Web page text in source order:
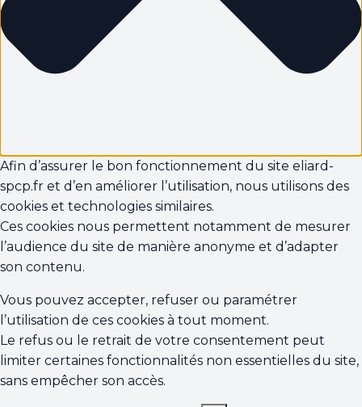
Afin d’assurer le bon fonctionnement du site eliard-
spcp.fr et d’en améliorer l’utilisation, nous utilisons des
cookies et technologies similaires.
Ces cookies nous permettent notamment de mesurer
l’audience du site de manière anonyme et d’adapter
son contenu.
Vous pouvez accepter, refuser ou paramétrer
l’utilisation de ces cookies à tout moment.
Le refus ou le retrait de votre consentement peut
limiter certaines fonctionnalités non essentielles du site,
sans empêcher son accès.